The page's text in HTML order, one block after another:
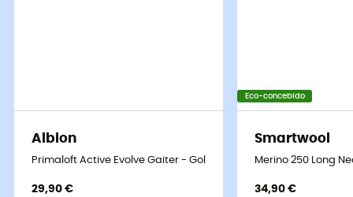
Albion
Primaloft Active Evolve Gaiter - Gola
29,90 €
Eco-concebido
Smartwool
Merino 250 Long
34,90 €